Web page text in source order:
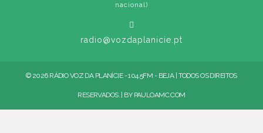
nacional)
radio@vozdaplanicie.pt
© 2026 RÁDIO VOZ DA PLANÍCIE - 104.5FM - BEJA | TODOS OS DIREITOS
RESERVADOS. | BY PAULOAMC.COM